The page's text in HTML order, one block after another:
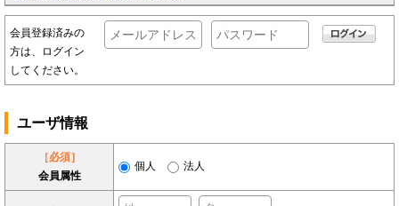
会員登録済みの
方は、ログイン
してください。
ユーザ情報
［必須］
会員属性
個人 法人